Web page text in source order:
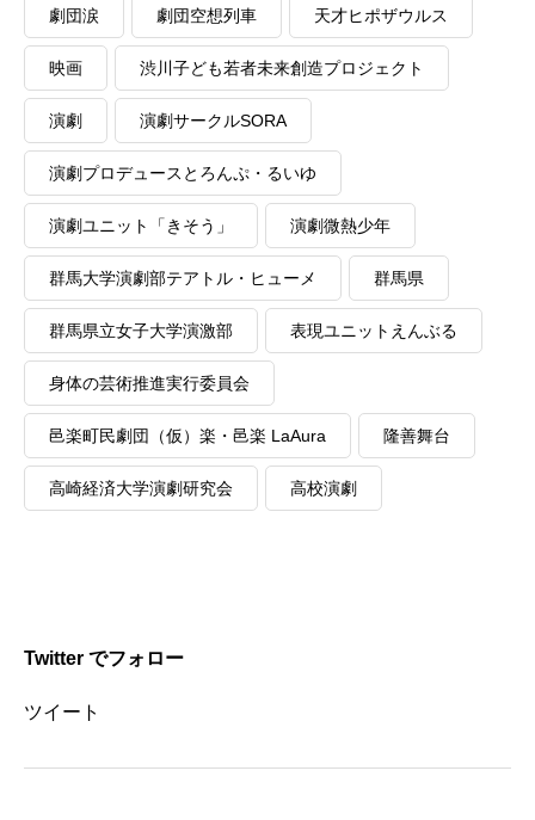
劇団涙 劇団空想列車 天才ヒポザウルス
映画 渋川子ども若者未来創造プロジェクト
演劇 演劇サークルSORA
演劇プロデュースとろんぷ・るいゆ
演劇ユニット「きそう」 演劇微熱少年
群馬大学演劇部テアトル・ヒューメ 群馬県
群馬県立女子大学演激部 表現ユニットえんぶる
身体の芸術推進実行委員会
邑楽町民劇団（仮）楽・邑楽 LaAura 隆善舞台
高崎経済大学演劇研究会 高校演劇
Twitter でフォロー
ツイート